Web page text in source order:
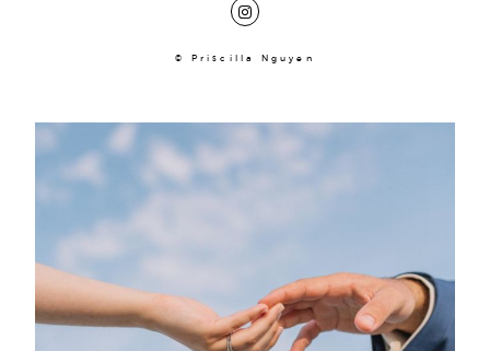
A Propos
Journal
Contact
© Priscilla Nguyen